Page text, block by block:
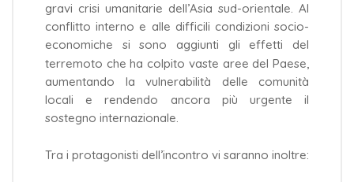
gravi crisi umanitarie dell’Asia sud-orientale. Al
conflitto interno e alle difficili condizioni socio-
economiche si sono aggiunti gli effetti del
terremoto che ha colpito vaste aree del Paese,
aumentando la vulnerabilità delle comunità
locali e rendendo ancora più urgente il
sostegno internazionale.
Tra i protagonisti dell’incontro vi saranno inoltre: